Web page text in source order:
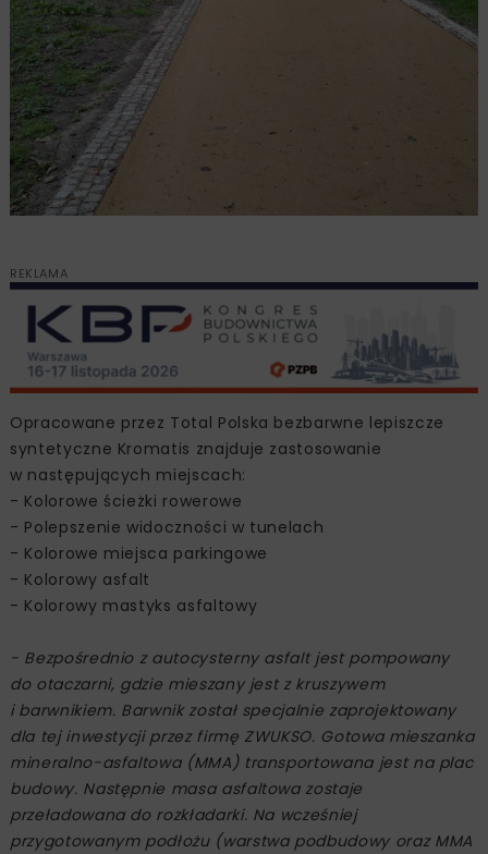
REKLAMA
Opracowane przez Total Polska bezbarwne lepiszcze
syntetyczne Kromatis znajduje zastosowanie
w następujących miejscach:
- Kolorowe ścieżki rowerowe
- Polepszenie widoczności w tunelach
- Kolorowe miejsca parkingowe
- Kolorowy asfalt
- Kolorowy mastyks asfaltowy
- Bezpośrednio z autocysterny asfalt jest pompowany
do otaczarni, gdzie mieszany jest z kruszywem
i barwnikiem. Barwnik został specjalnie zaprojektowany
dla tej inwestycji przez firmę ZWUKSO. Gotowa mieszanka
mineralno-asfaltowa (MMA) transportowana jest na plac
budowy. Następnie masa asfaltowa zostaje
przeładowana do rozkładarki. Na wcześniej
przygotowanym podłożu (warstwa podbudowy oraz MMA